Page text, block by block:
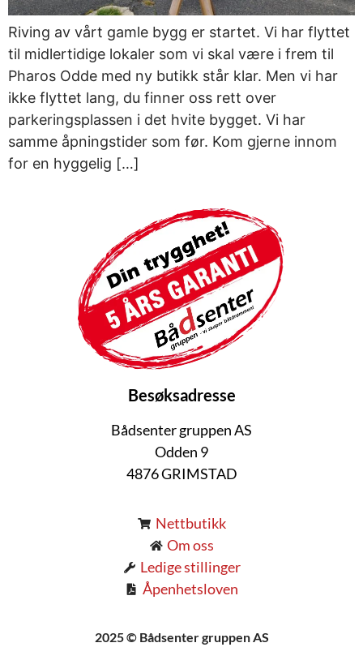
Riving av vårt gamle bygg er startet. Vi har flyttet
til midlertidige lokaler som vi skal være i frem til
Pharos Odde med ny butikk står klar. Men vi har
ikke flyttet lang, du finner oss rett over
parkeringsplassen i det hvite bygget. Vi har
samme åpningstider som før. Kom gjerne innom
for en hyggelig […]
Besøksadresse
Bådsenter gruppen AS
Odden 9
4876 GRIMSTAD
Nettbutikk
Om oss
Ledige stillinger
Åpenhetsloven
2025 © Bådsenter gruppen AS